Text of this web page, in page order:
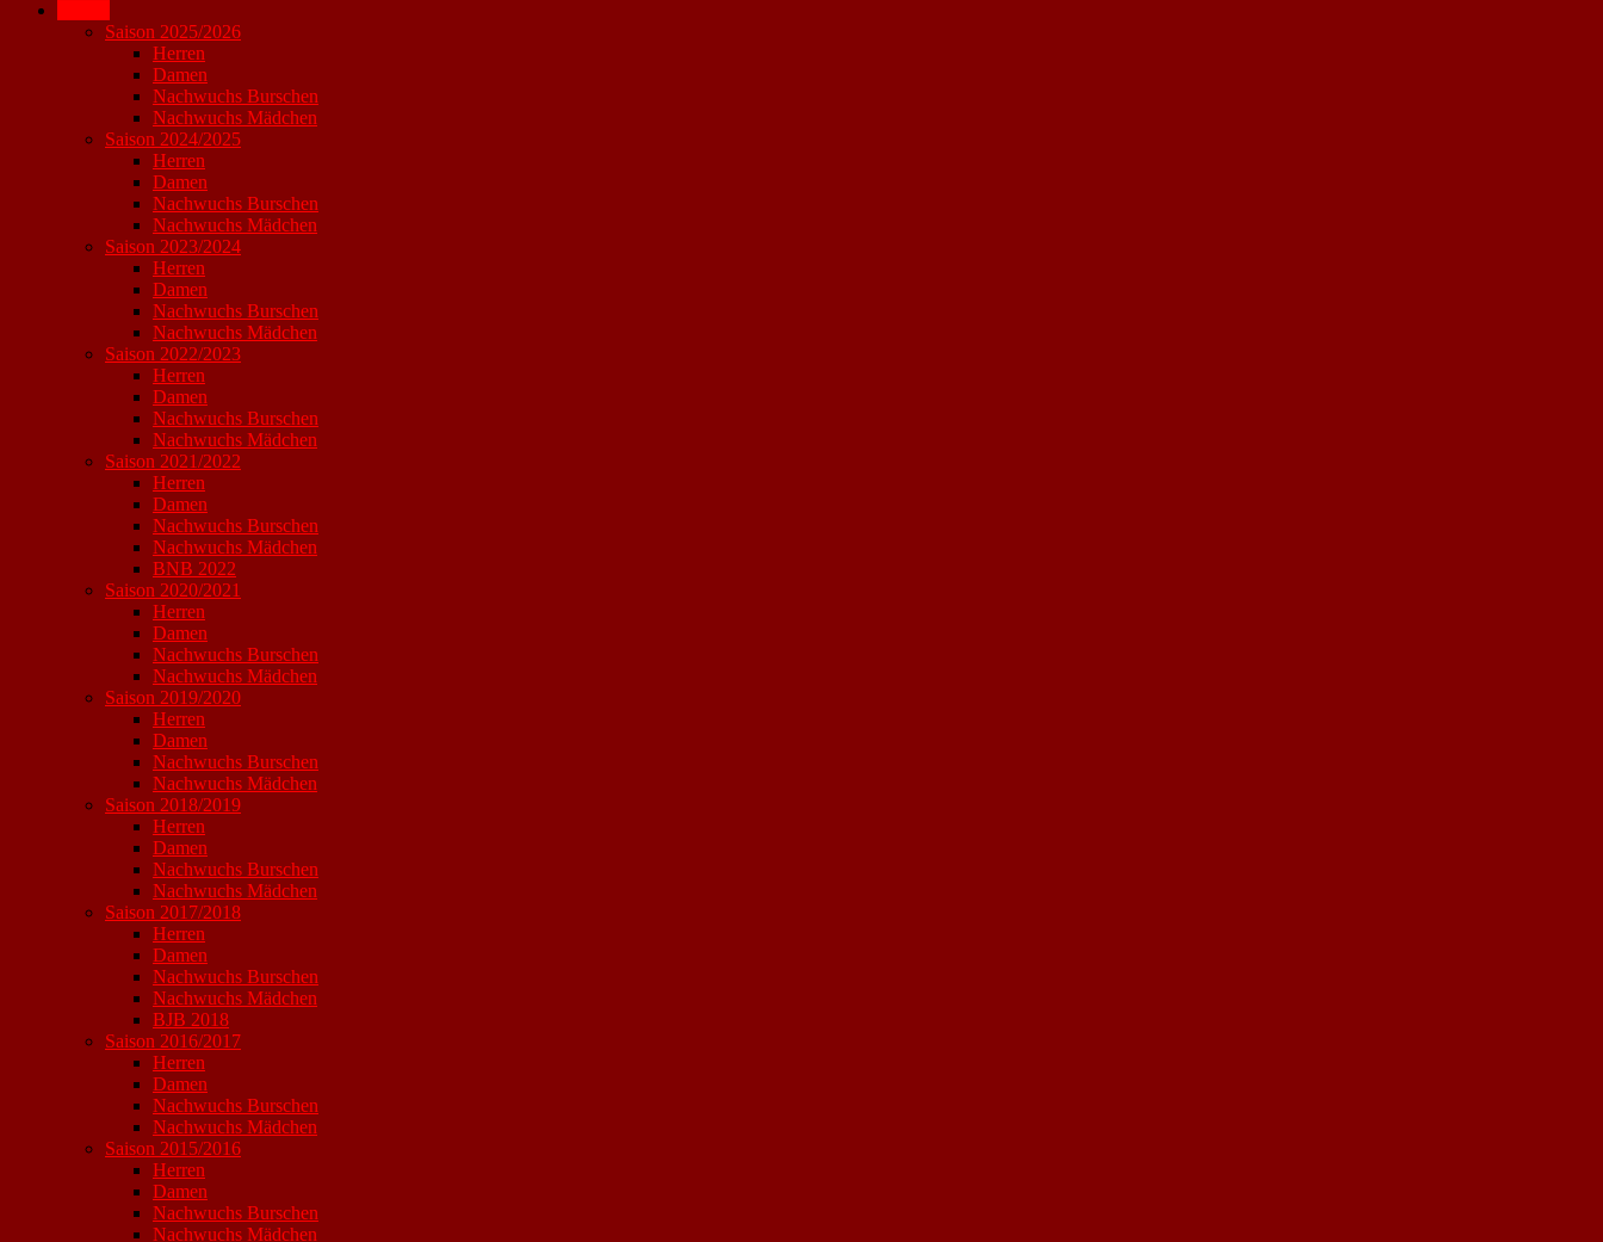
Saison 2025/2026
Herren
Damen
Nachwuchs Burschen
Nachwuchs Mädchen
Saison 2024/2025
Herren
Damen
Nachwuchs Burschen
Nachwuchs Mädchen
Saison 2023/2024
Herren
Damen
Nachwuchs Burschen
Nachwuchs Mädchen
Saison 2022/2023
Herren
Damen
Nachwuchs Burschen
Nachwuchs Mädchen
Saison 2021/2022
Herren
Damen
Nachwuchs Burschen
Nachwuchs Mädchen
BNB 2022
Saison 2020/2021
Herren
Damen
Nachwuchs Burschen
Nachwuchs Mädchen
Saison 2019/2020
Herren
Damen
Nachwuchs Burschen
Nachwuchs Mädchen
Saison 2018/2019
Herren
Damen
Nachwuchs Burschen
Nachwuchs Mädchen
Saison 2017/2018
Herren
Damen
Nachwuchs Burschen
Nachwuchs Mädchen
BJB 2018
Saison 2016/2017
Herren
Damen
Nachwuchs Burschen
Nachwuchs Mädchen
Saison 2015/2016
Herren
Damen
Nachwuchs Burschen
Nachwuchs Mädchen